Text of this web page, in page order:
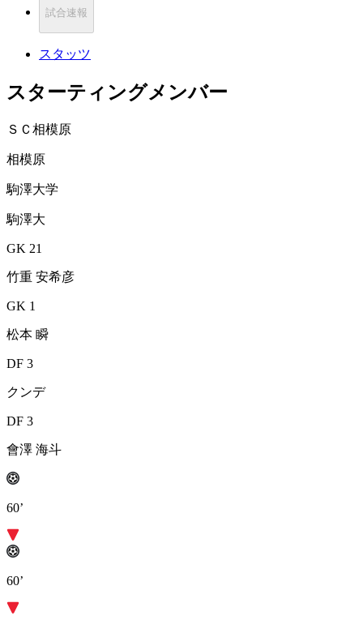
試合速報
スタッツ
スターティングメンバー
ＳＣ相模原
相模原
駒澤大学
駒澤大
GK 21
竹重 安希彦
GK 1
松本 瞬
DF 3
クンデ
DF 3
會澤 海斗
60’
60’